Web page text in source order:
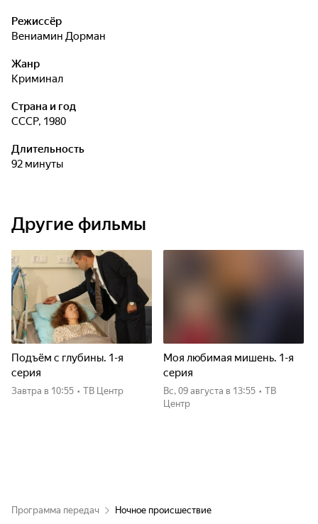
Режиссёр
Вениамин Дорман
Жанр
криминал
Страна и год
СССР, 1980
Длительность
92 минуты
Другие фильмы
Подъём с глубины. 1-я
серия
Завтра в 10:55 • ТВ Центр
Моя любимая мишень. 1-я
серия
вс, 09 августа в 13:55 • ТВ
Центр
Программа передач Ночное происшествие